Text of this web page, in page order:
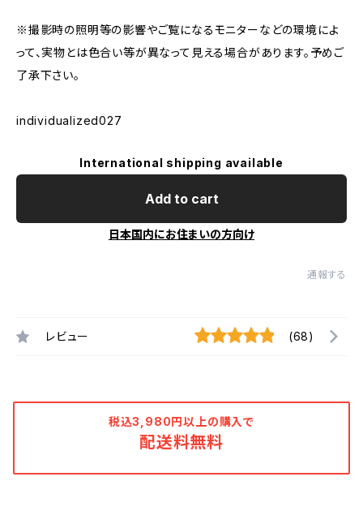
※撮影時の照明等の影響やご覧になるモニターなどの環境によ
って、実物とは色合い等が異なって見える場合があります。予めご
了承下さい。
individualized027
International shipping available
Add to cart
日本国内にお住まいの方向け
通報する
レビュー (68)
税込3,980円以上の購入で
配送料無料